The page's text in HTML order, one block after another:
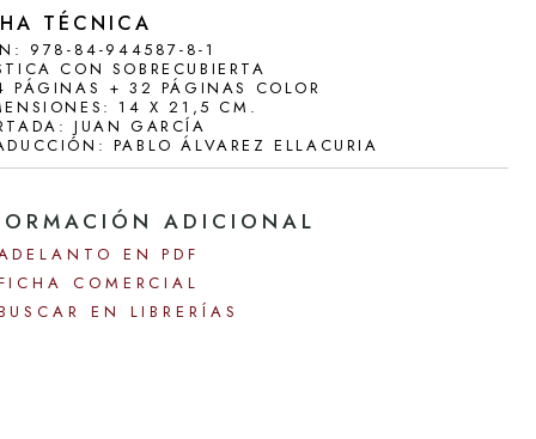
TÉCNICA
978-84-944587-8-1
CON SOBRECUBIERTA
PÁGINAS + 32 PÁGINAS COLOR
14 X 21,5 CM.
JUAN GARCÍA
PABLO ÁLVAREZ ELLACURIA
ADICIONAL
EN PDF
COMERCIAL
EN LIBRERÍAS